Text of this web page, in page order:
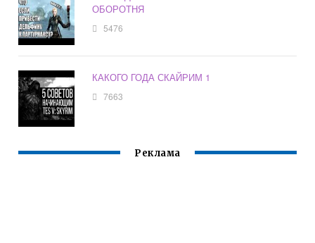
ОБОРОТНЯ
5476
КАКОГО ГОДА СКАЙРИМ 1
7663
Реклама